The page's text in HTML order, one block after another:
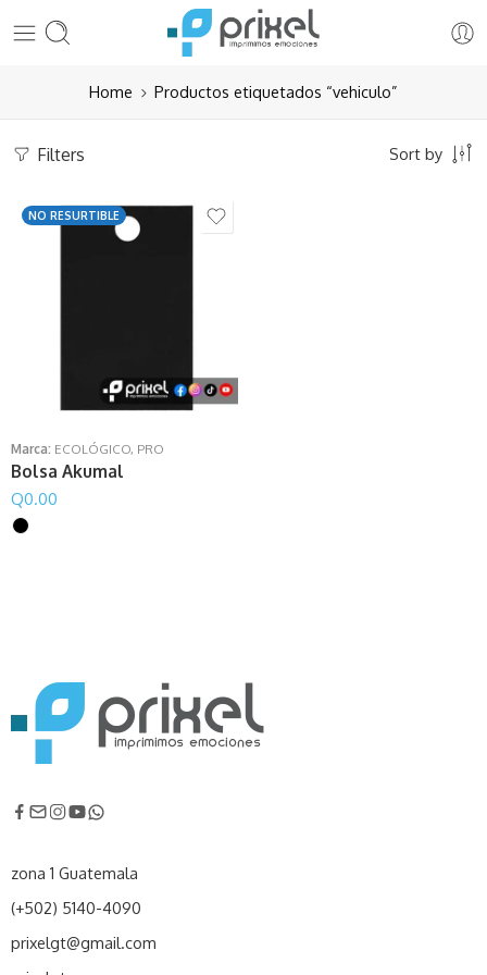
Home Productos etiquetados “vehiculo”
Filters Sort by
NO RESURTIBLE
Marca: ECOLÓGICO, PRO
Bolsa Akumal
Q0.00
zona 1 Guatemala
(+502) 5140-4090
prixelgt@gmail.com